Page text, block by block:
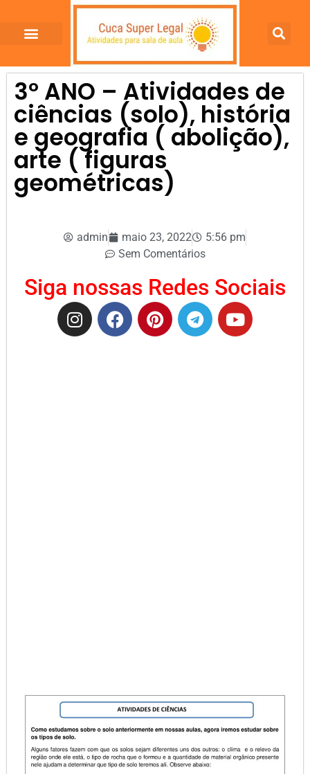
3º ANO – Atividades de
ciências (solo), história
e geografia ( abolição),
arte ( figuras
geométricas)
admin maio 23, 2022
5:56 pm
Sem Comentários
Siga nossas Redes Sociais